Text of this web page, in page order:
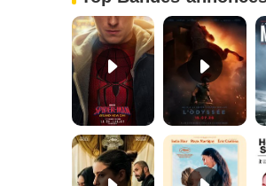
Les Matins merveilleux Bande-annonce VF